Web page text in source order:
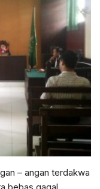
– angan terdakwa
bebas gagal